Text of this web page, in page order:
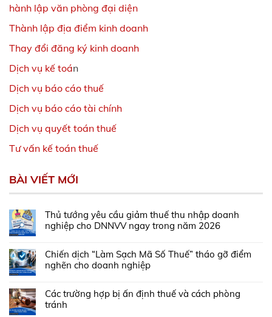
hành lập văn phòng đại diện
Thành lập địa điểm kinh doanh
Thay đổi đăng ký kinh doanh
Dịch vụ kế toán
Dịch vụ báo cáo thuế
Dịch vụ báo cáo tài chính
Dịch vụ quyết toán thuế
Tư vấn kế toán thuế
BÀI VIẾT MỚI
Thủ tướng yêu cầu giảm thuế thu nhập doanh
nghiệp cho DNNVV ngay trong năm 2026
Chiến dịch “Làm Sạch Mã Số Thuế” tháo gỡ điểm
nghẽn cho doanh nghiệp
Các trường hợp bị ấn định thuế và cách phòng
tránh